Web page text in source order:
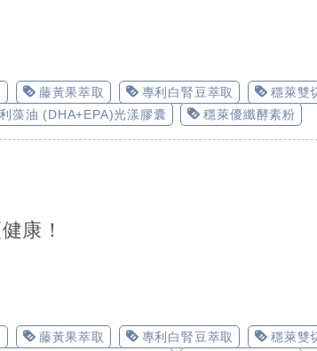
藤黃果萃取 專利白腎豆萃取 穩萊雙
藻油 (DHA+EPA)光漾膠囊 穩萊優纖酵素粉
康！
藤黃果萃取 專利白腎豆萃取 穩萊雙